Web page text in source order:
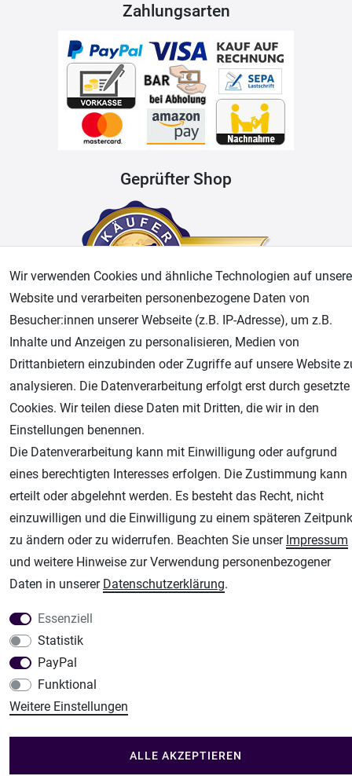
Zahlungsarten
Geprüfter Shop
Airbrush-City
Fachhandel für: Airbrushpistolen, Kompressoren, Airbrushfarben
Modellbau-City
Modellbau Shop
Plotter-City
Schneideplotter, Transferpressen, Siebdruck und Plotterfolien
Im Shop Kaufen
Küchen Zubehör - Haus/Garten - Tierbedarf
Wir verwenden Cookies und ähnliche Technologien auf
Website und verarbeiten personenbezogene Daten von
Besucher:innen unserer Webseite (z.B. IP-Adresse), um z.B.
Inhalte und Anzeigen zu personalisieren, Medien von
Drittanbietern einzubinden oder Zugriffe auf unsere Website
analysieren. Die Datenverarbeitung erfolgt erst durch gesetzte
Cookies. Wir teilen diese Daten mit Dritten, die wir in den
Einstellungen benennen.
Die Datenverarbeitung kann mit Einwilligung oder aufgrund
eines berechtigten Interesses erfolgen. Die Zustimmung kann
erteilt oder abgelehnt werden. Es besteht das Recht, nicht
einzuwilligen und die Einwilligung zu einem späteren
zu ändern oder zu widerrufen. Beachten Sie unser Impressum
und weitere Hinweise zur Verwendung personenbezogener
Daten in unserer Daten­schutz­erklärung.
Essenziell
Statistik
PayPal
Funktional
Weitere Einstellungen
ALLE AKZEPTIEREN